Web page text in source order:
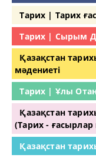
Тарих | Тарих
Тарих | Сырым
Қазақстан
мәдениеті
Тарих | Ұлы
Қазақстан
(Тарих - ғасырлар
Қазақстан